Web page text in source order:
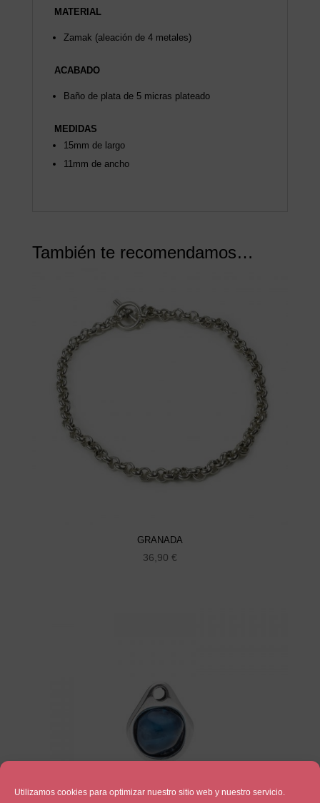
Utilizamos cookies para optimizar nuestro sitio web y nuestro servicio.
MATERIAL
Zamak (aleación de 4 metales)
ACABADO
Baño de plata de 5 micras plateado
MEDIDAS
15mm de largo
11mm de ancho
También te recomendamos…
GRANADA
36,90 €